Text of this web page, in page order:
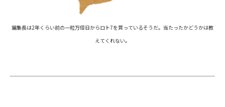
編集長は2年くらい前の一粒万倍日からロト7を買っているそうだ。当たったかどうかは教
えてくれない。